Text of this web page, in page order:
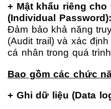
+ Mật khẩu riêng
(Individual Password):
Đảm bảo khả năng
(Audit trail) và xác
cá nhân trong quá
Bao gồm các chức
+ Ghi dữ liệu (Data